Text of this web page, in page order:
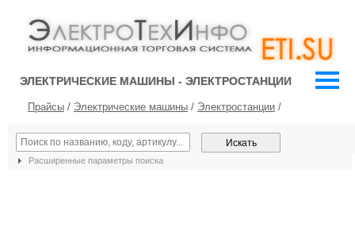
ЭЛЕКТРИЧЕСКИЕ МАШИНЫ - ЭЛЕКТРОСТАНЦИИ
Прайсы / Электрические машины / Электростанции /
Расширенные параметры поиска